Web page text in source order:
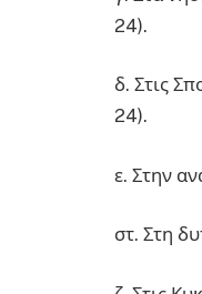
24).
δ. Στις
24).
ε. Στην
στ. Στη